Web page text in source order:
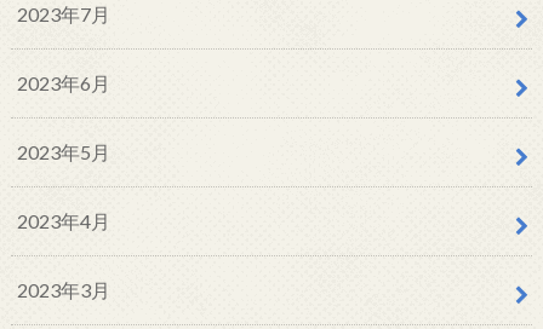
2023年7月
2023年6月
2023年5月
2023年4月
2023年3月